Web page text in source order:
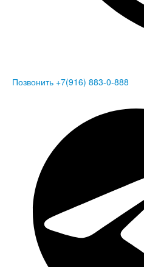
Позвонить +7(916) 883-0-888